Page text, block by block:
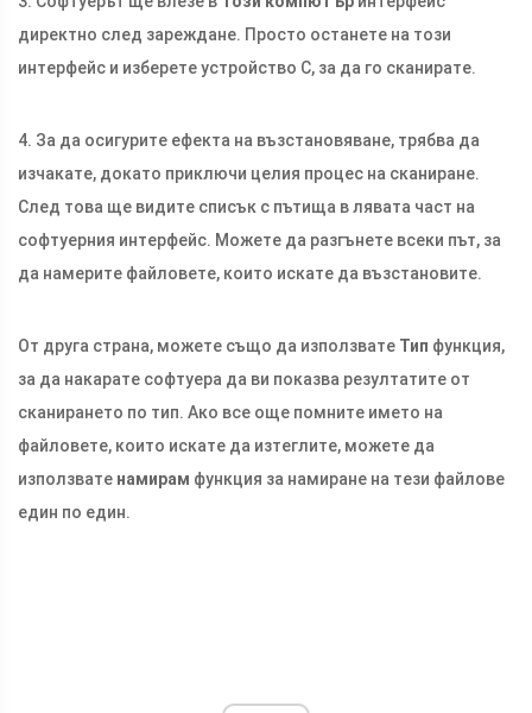
директно след зареждане. Просто останете на този
интерфейс и изберете устройство C, за да го сканирате.
4. За да осигурите ефекта на възстановяване, трябва да
изчакате, докато приключи целия процес на сканиране.
След това ще видите списък с пътища в лявата част на
софтуерния интерфейс. Можете да разгънете всеки път, за
да намерите файловете, които искате да възстановите.
От друга страна, можете също да използвате Тип функция,
за да накарате софтуера да ви показва резултатите от
сканирането по тип. Ако все още помните името на
файловете, които искате да изтеглите, можете да
използвате намирам функция за намиране на тези файлове
един по един.